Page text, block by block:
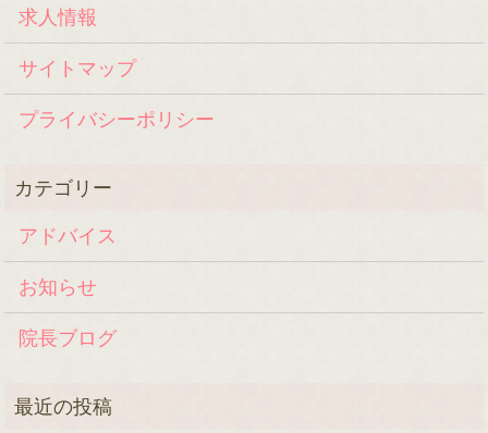
求人情報
サイトマップ
プライバシーポリシー
アドバイス
お知らせ
院長ブログ